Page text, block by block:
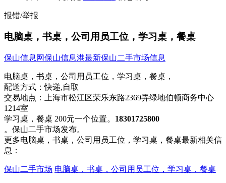
报错/举报
电脑桌，书桌，公司用员工位，学习桌，餐桌
保山信息网保山信息港最新保山二手市场信息
电脑桌，书桌，公司用员工位，学习桌，餐桌，
配送方式：快递,自取
交易地点：
上海市松江区荣乐东路2369弄绿地伯顿商务中心
1214室
学习桌，餐桌 200元一个位置。​‌‌ 18301725800
。保山二手市场发布。
更多电脑桌，书桌，公司用员工位，学习桌，餐桌最新相关信
息：
保山二手市场 电脑桌，书桌，公司用员工位，学习桌，餐桌